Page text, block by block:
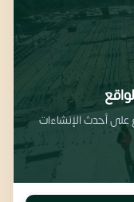
على أحدث الإنشاءات